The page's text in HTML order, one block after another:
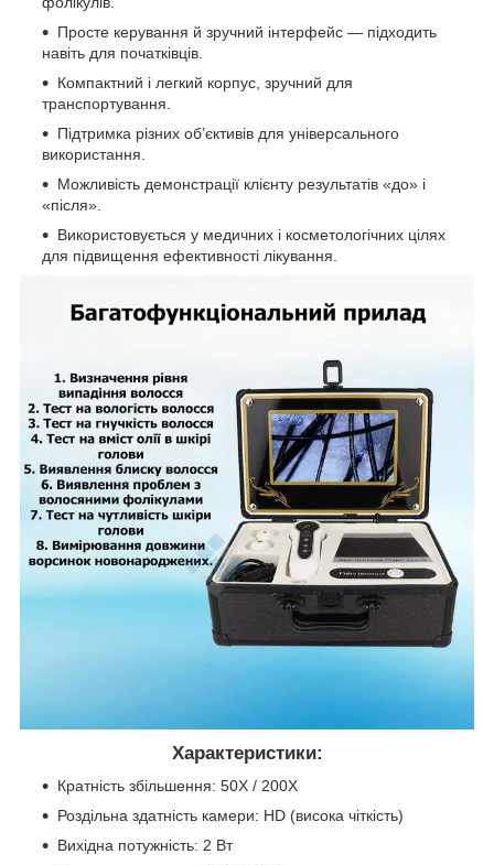
Просте керування й зручний інтерфейс — підходить
навіть для початківців.
Компактний і легкий корпус, зручний для
транспортування.
Підтримка різних об’єктивів для універсального
використання.
Можливість демонстрації клієнту результатів «до» і
«після».
Використовується у медичних і косметологічних цілях
для підвищення ефективності лікування.
Характеристики:
Кратність збільшення: 50X / 200X
Роздільна здатність камери: HD (висока чіткість)
Вихідна потужність: 2 Вт